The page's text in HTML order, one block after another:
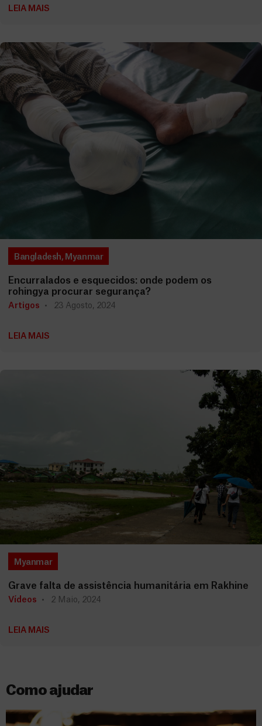
LEIA MAIS
Bangladesh, Myanmar
Encurralados e esquecidos: onde podem os
rohingya procurar segurança?
Artigos 23 Agosto, 2024
LEIA MAIS
Myanmar
Grave falta de assistência humanitária em Rakhine
Vídeos 2 Maio, 2024
LEIA MAIS
Como ajudar